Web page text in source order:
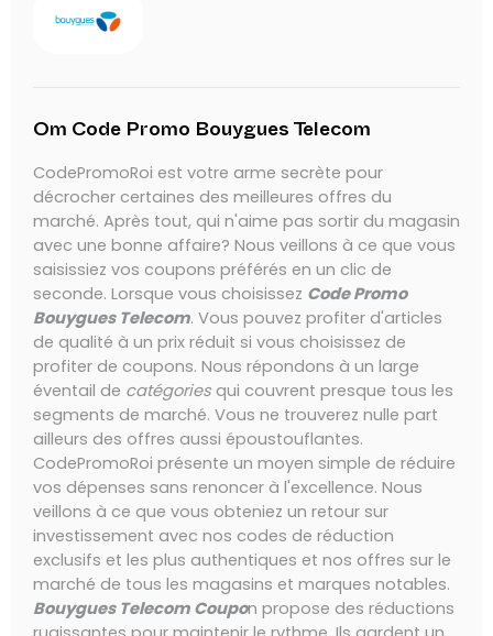
Om Code Promo Bouygues Telecom
CodePromoRoi est votre arme secrète pour
décrocher certaines des meilleures offres du
marché. Après tout, qui n'aime pas sortir du magasin
avec une bonne affaire? Nous veillons à ce que vous
saisissiez vos coupons préférés en un clic de
seconde. Lorsque vous choisissez Code Promo
Bouygues Telecom. Vous pouvez profiter d'articles
de qualité à un prix réduit si vous choisissez de
profiter de coupons. Nous répondons à un large
éventail de catégories qui couvrent presque tous les
segments de marché. Vous ne trouverez nulle part
ailleurs des offres aussi époustouflantes.
CodePromoRoi présente un moyen simple de réduire
vos dépenses sans renoncer à l'excellence. Nous
veillons à ce que vous obteniez un retour sur
investissement avec nos codes de réduction
exclusifs et les plus authentiques et nos offres sur le
marché de tous les magasins et marques notables.
Bouygues Telecom Coupon propose des réductions